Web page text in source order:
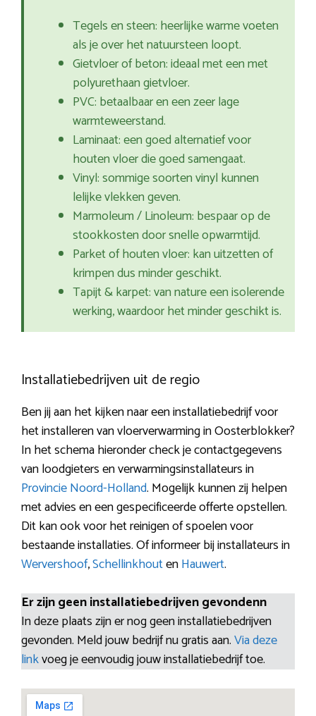
Tegels en steen: heerlijke warme voeten
als je over het natuursteen loopt.
Gietvloer of beton: ideaal met een met
polyurethaan gietvloer.
PVC: betaalbaar en een zeer lage
warmteweerstand.
Laminaat: een goed alternatief voor
houten vloer die goed samengaat.
Vinyl: sommige soorten vinyl kunnen
lelijke vlekken geven.
Marmoleum / Linoleum: bespaar op de
stookkosten door snelle opwarmtijd.
Parket of houten vloer: kan uitzetten of
krimpen dus minder geschikt.
Tapijt & karpet: van nature een isolerende
werking, waardoor het minder geschikt is.
Installatiebedrijven uit de regio
Ben jij aan het kijken naar een installatiebedrijf voor
het installeren van vloerverwarming in Oosterblokker?
In het schema hieronder check je contactgegevens
van loodgieters en verwarmingsinstallateurs in
Provincie Noord-Holland. Mogelijk kunnen zij helpen
met advies en een gespecificeerde offerte opstellen.
Dit kan ook voor het reinigen of spoelen voor
bestaande installaties. Of informeer bij installateurs in
Wervershoof,SchellinkhoutenHauwert.
Er zijn geen installatiebedrijven gevondenn
In deze plaats zijn er nog geen installatiebedrijven
gevonden. Meld jouw bedrijf nu gratis aan.Via deze
linkvoeg je eenvoudig jouw installatiebedrijf toe.